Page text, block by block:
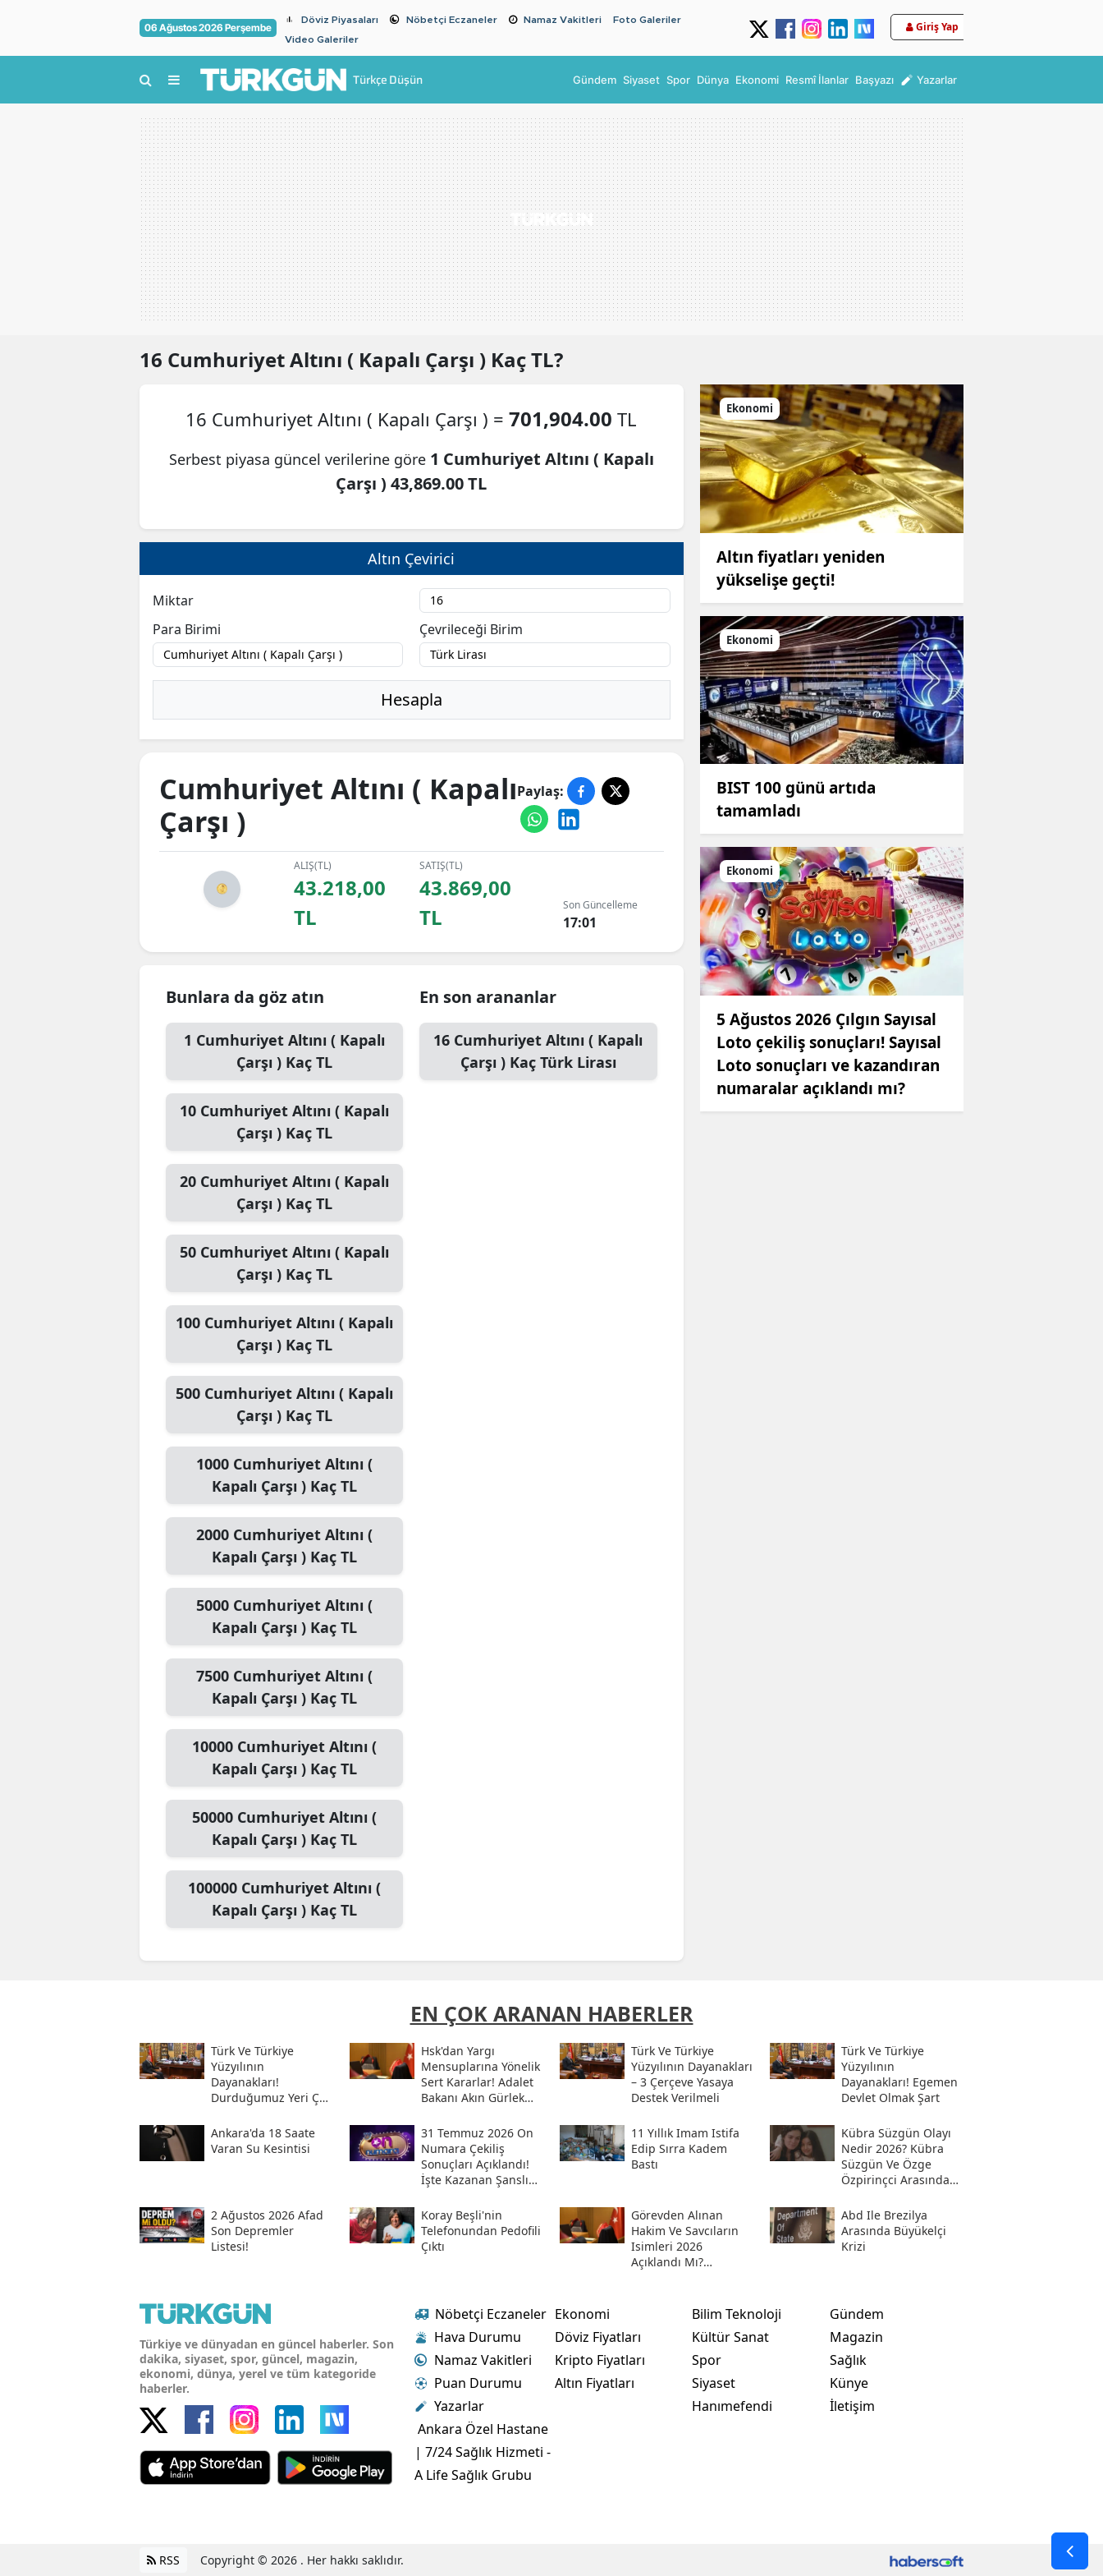
06 Ağustos 2026 Perşembe
Döviz Piyasaları Nöbetçi Eczaneler Namaz Vakitleri
Foto Galeriler
Video Galeriler
Giriş Yap
Türkçe Düşün Gündem Siyaset Spor Dünya Ekonomi Resmî İlanlar Başyazı Yazarlar
16 Cumhuriyet Altını ( Kapalı Çarşı ) Kaç TL?
16 Cumhuriyet Altını ( Kapalı Çarşı ) =701,904.00TL
Serbest piyasa güncel verilerine göre 1 Cumhuriyet Altını ( Kapalı
Çarşı ) 43,869.00 TL
Altın Çevirici
Miktar
Para Birimi
Çevrileceği Birim
Hesapla
Cumhuriyet Altını ( Kapalı
Çarşı )
Paylaş:
ALIŞ(TL)
43.218,00
TL
SATIŞ(TL)
43.869,00
TL
Son Güncelleme
17:01
Bunlara da göz atın
1 Cumhuriyet Altını ( Kapalı
Çarşı ) Kaç TL
10 Cumhuriyet Altını ( Kapalı
Çarşı ) Kaç TL
20 Cumhuriyet Altını ( Kapalı
Çarşı ) Kaç TL
50 Cumhuriyet Altını ( Kapalı
Çarşı ) Kaç TL
100 Cumhuriyet Altını ( Kapalı
Çarşı ) Kaç TL
500 Cumhuriyet Altını ( Kapalı
Çarşı ) Kaç TL
1000 Cumhuriyet Altını (
Kapalı Çarşı ) Kaç TL
2000 Cumhuriyet Altını (
Kapalı Çarşı ) Kaç TL
5000 Cumhuriyet Altını (
Kapalı Çarşı ) Kaç TL
7500 Cumhuriyet Altını (
Kapalı Çarşı ) Kaç TL
10000 Cumhuriyet Altını (
Kapalı Çarşı ) Kaç TL
50000 Cumhuriyet Altını (
Kapalı Çarşı ) Kaç TL
100000 Cumhuriyet Altını (
Kapalı Çarşı ) Kaç TL
En son arananlar
16 Cumhuriyet Altını ( Kapalı
Çarşı )Kaç Türk Lirası
Ekonomi
Altın fiyatları yeniden
yükselişe geçti!
Ekonomi
BIST 100 günü artıda
tamamladı
Ekonomi
5 Ağustos 2026 Çılgın Sayısal
Loto çekiliş sonuçları! Sayısal
Loto sonuçları ve kazandıran
numaralar açıklandı mı?
EN ÇOK ARANAN HABERLER
Türk Ve Türkiye
Yüzyılının
Dayanakları!
Durduğumuz Yeri Çok
Hsk'dan Yargı
Mensuplarına Yönelik
Sert Kararlar! Adalet
Bakanı Akın Gürlek
Hesabından Açıkladı
Türk Ve Türkiye
Yüzyılının Dayanakları
– 3 Çerçeve Yasaya
Destek Verilmeli
Türk Ve Türkiye
Yüzyılının
Dayanakları! Egemen
Devlet Olmak Şart
Ankara'da 18 Saate
Varan Su Kesintisi
31 Temmuz 2026 On
Numara Çekiliş
Sonuçları Açıklandı!
İşte Kazanan Şanslı
Sorgulama Ekranı
11 Yıllık Imam Istifa
Edip Sırra Kadem
Bastı
Kübra Süzgün Olayı
Nedir 2026? Kübra
Süzgün Ve Özge
Özpirinçci Arasında
2 Ağustos 2026 Afad
Son Depremler
Listesi!
Koray Beşli'nin
Telefonundan Pedofili
Çıktı
Görevden Alınan
Hakim Ve Savcıların
Isimleri 2026
Açıklandı Mı?
Savcılar Isim Listesi
Abd Ile Brezilya
Arasında Büyükelçi
Krizi
Türkiye ve dünyadan en güncel haberler. Son
dakika, siyaset, spor, güncel, magazin,
ekonomi, dünya, yerel ve tüm kategoride
haberler.
Nöbetçi Eczaneler
Hava Durumu
Namaz Vakitleri
Puan Durumu
Yazarlar
Ankara Özel Hastane
| 7/24 Sağlık Hizmeti -
A Life Sağlık Grubu
Ekonomi
Döviz Fiyatları
Kripto Fiyatları
Altın Fiyatları
Bilim Teknoloji
Kültür Sanat
Spor
Siyaset
Hanımefendi
Gündem
Magazin
Sağlık
Künye
İletişim
RSS Copyright © 2026 . Her hakkı saklıdır.